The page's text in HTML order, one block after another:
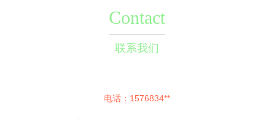
Contact
联系我们
电话：1576834**